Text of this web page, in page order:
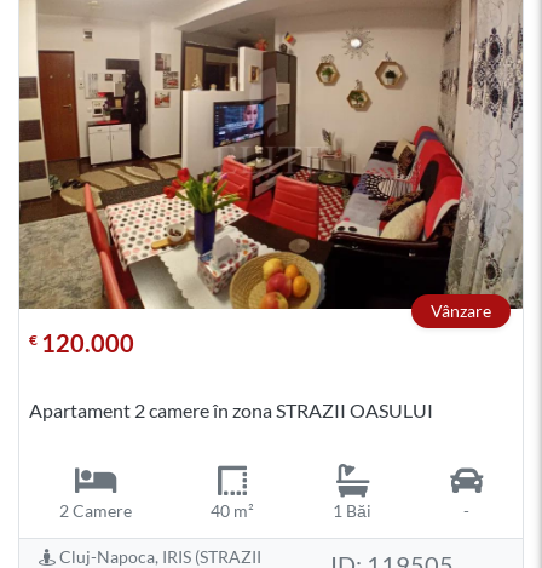
Vânzare
€ 120.000
Apartament 2 camere în zona STRAZII OASULUI
2 Camere 40 m² 1 Băi -
Cluj-Napoca, IRIS (STRAZII